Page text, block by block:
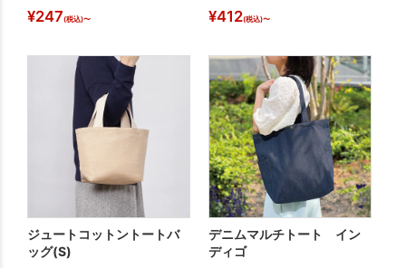
¥247(税込)〜 ¥412(税込)〜
ジュートコットントートバ
ッグ(S)
デニムマルチトート イン
ディゴ